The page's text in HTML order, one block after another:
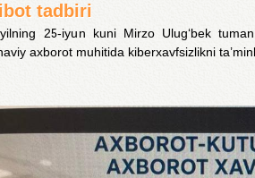
tadbiri
25-iyun kuni Mirzo Ulug‘bek
axborot muhitida kiberxavfsizlikni